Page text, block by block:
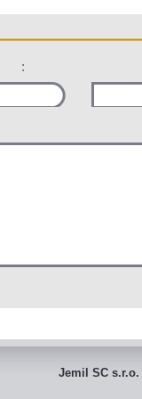
:
Jemil SC s.r.o.